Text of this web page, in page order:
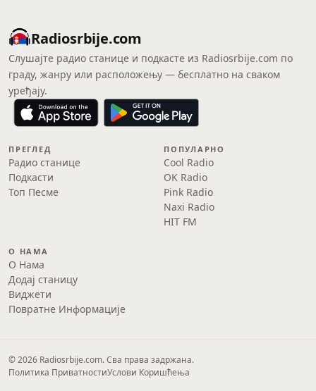
Radiosrbije.com
Слушајте радио станице и подкасте из Radiosrbije.com по
граду, жанру или расположењу — бесплатно на сваком
уређају.
ПРЕГЛЕД
Радио станице
Подкасти
Топ Песме
ПОПУЛАРНО
Cool Radio
OK Radio
Pink Radio
Naxi Radio
HIT FM
О НАМА
О Нама
Додај станицу
Виджети
Повратне Информације
© 2026 Radiosrbije.com. Сва права задржана.
Политика ПриватностиУслови Коришћења